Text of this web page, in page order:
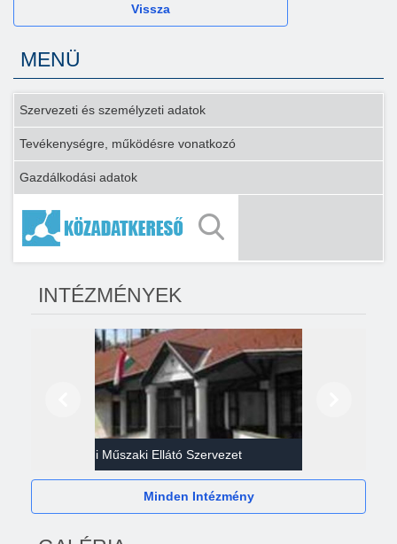
Vissza
MENÜ
Szervezeti és személyzeti adatok
Tevékenységre, működésre vonatkozó
Gazdálkodási adatok
INTÉZMÉNYEK
Gazdasági Műszaki Ellátó Szervezet
Minden Intézmény